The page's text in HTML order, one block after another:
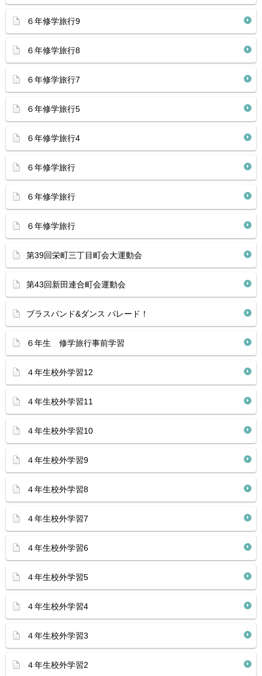
６年修学旅行9
６年修学旅行8
６年修学旅行7
６年修学旅行5
６年修学旅行4
６年修学旅行
６年修学旅行
６年修学旅行
第39回栄町三丁目町会大運動会
第43回新田連合町会運動会
ブラスバンド&ダンス パレード！
６年生 修学旅行事前学習
４年生校外学習12
４年生校外学習11
４年生校外学習10
４年生校外学習9
４年生校外学習8
４年生校外学習7
４年生校外学習6
４年生校外学習5
４年生校外学習4
４年生校外学習3
４年生校外学習2